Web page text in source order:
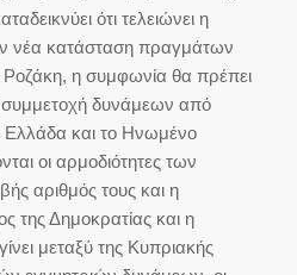
ότι τελειώνει η
νέα κατάσταση πραγμάτων
η συμφωνία θα πρέπει
συμμετοχή δυνάμεων από
και το Ηνωμένο
οι αρμοδιότητες των
αριθμός τους και η
της Δημοκρατίας και η
μεταξύ της Κυπριακής